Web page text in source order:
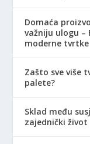
Domaća
važniju ulogu –
moderne tvrtke
Zašto sve više
palete?
Sklad među
zajednički život